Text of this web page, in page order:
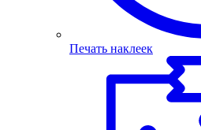
Печать наклеек